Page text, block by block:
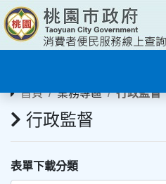
首頁 業務專區 行政監督
行政監督
表單下載分類